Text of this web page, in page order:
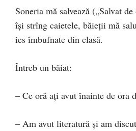
Soneria mă salvează („Salvat
își strîng caietele, băieții mă
ies îmbufnate din clasă.
Întreb un băiat:
– Ce oră ați avut înainte de ora
– Am avut literatură și am